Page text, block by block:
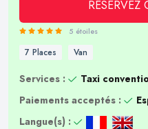
RÉSERVEZ
5 étoiles
7 Places Van
Services :
Taxi
Paiements acceptés :
Langue(s) :